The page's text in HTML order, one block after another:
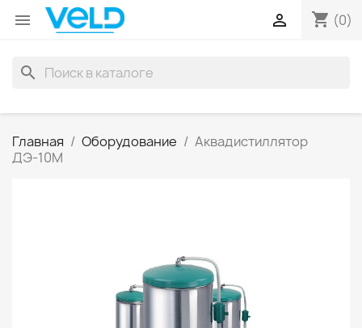
 shopping_cart (0)

search
Главная Оборудование
Аквадистиллятор
ДЭ-10М